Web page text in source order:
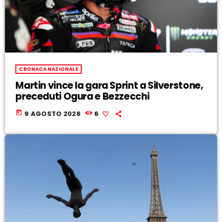
CRONACA NAZIONALE
Martin vince la gara Sprint a Silverstone,
preceduti Ogura e Bezzecchi
today 9 AGOSTO 2026 6